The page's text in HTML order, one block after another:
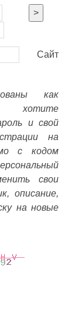
>
Сайт
как
и свой
на
с кодом
свои
описание,
на новые